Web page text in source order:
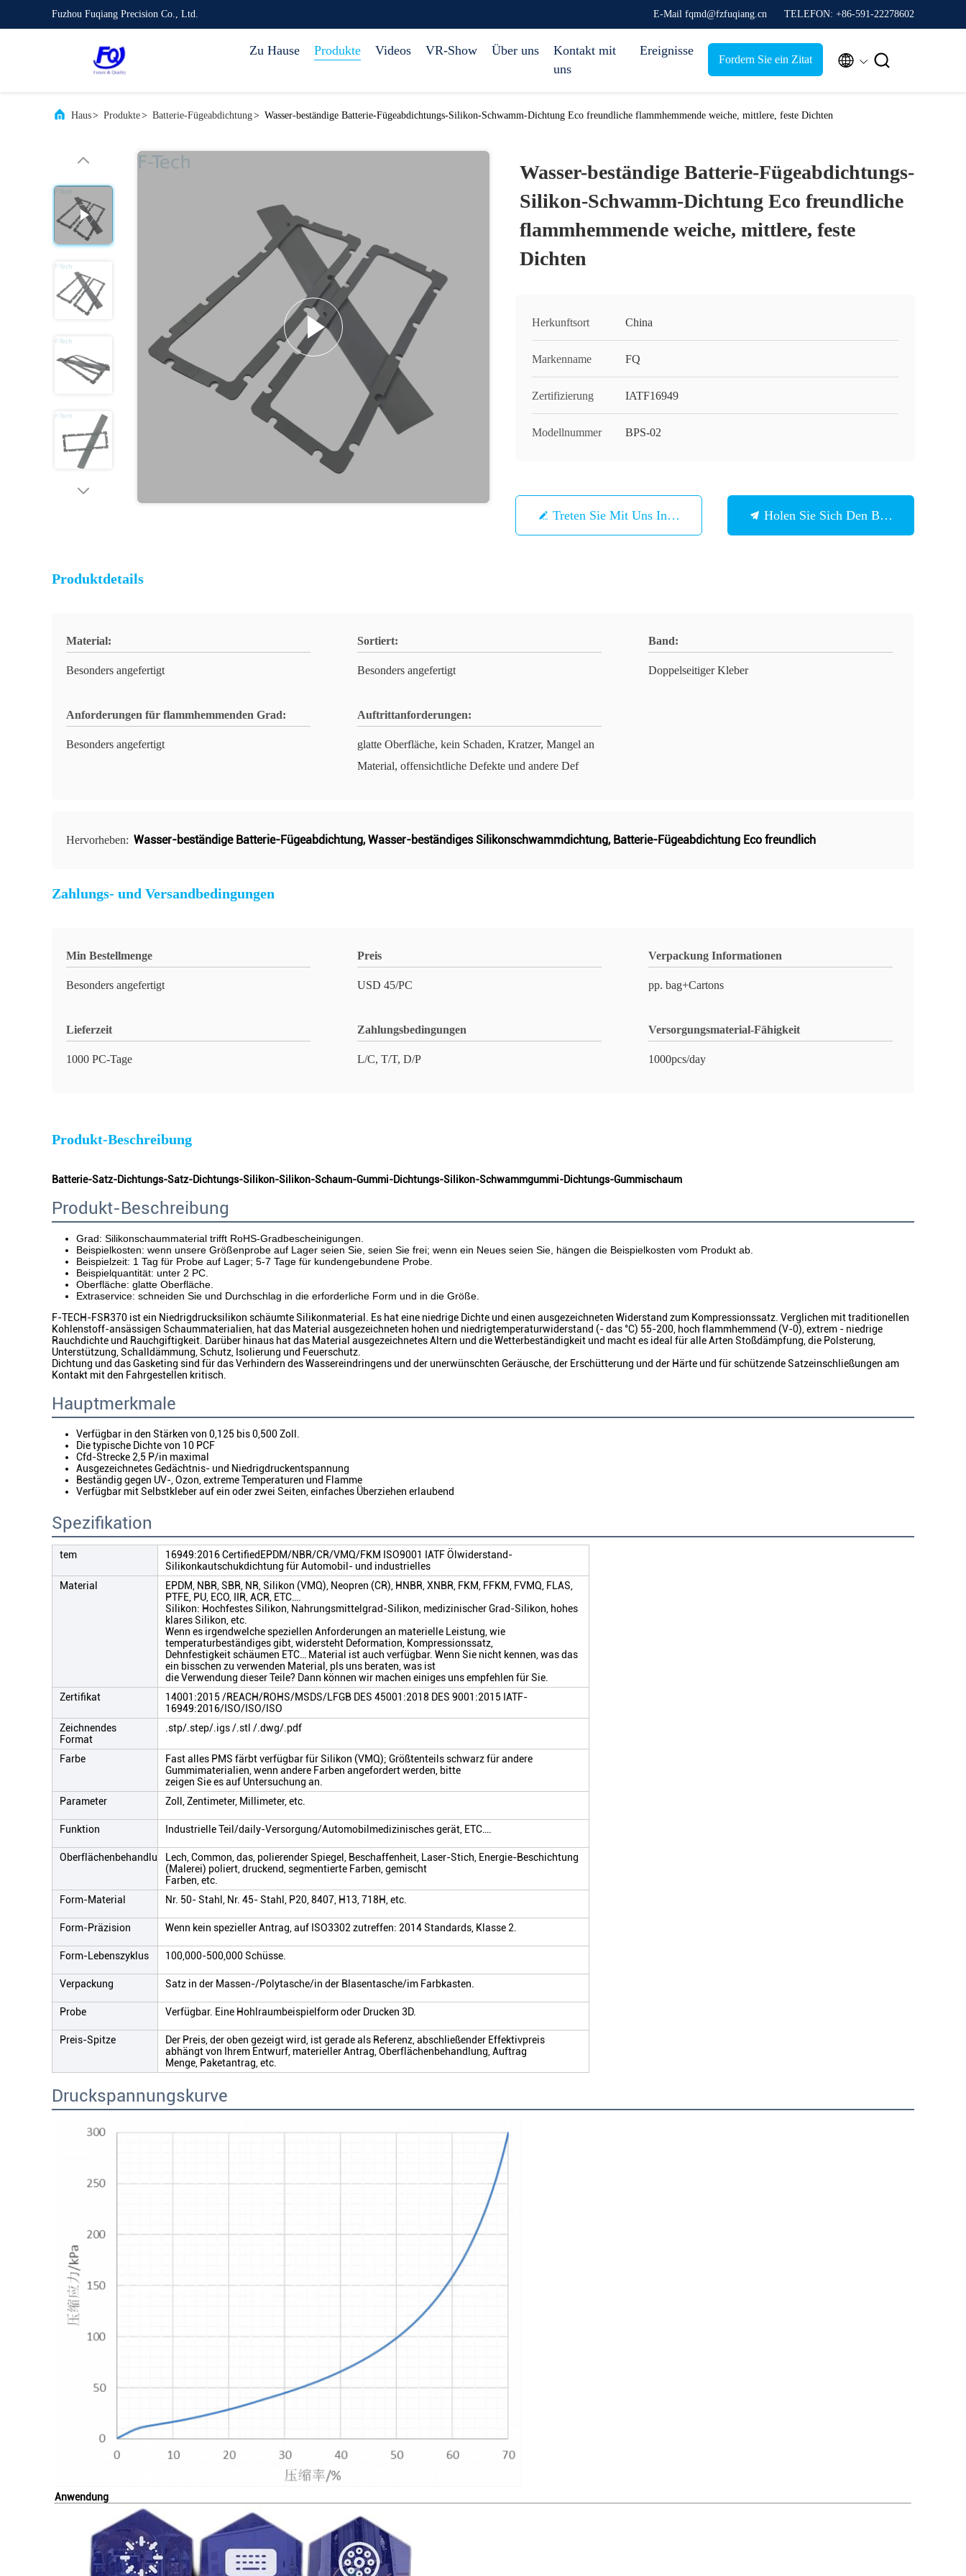
Fuzhou Fuqiang Precision Co., Ltd. E-Mail fqmd@fzfuqiang.cn TELEFON: +86-591-22278602
Zu Hause Produkte Videos VR-Show Über uns
Kontakt mit
uns
Ereignisse
Fordern Sie ein Zitat  
Haus> Produkte> Batterie-Fügeabdichtung> Wasser-beständige Batterie-Fügeabdichtungs-Silikon-Schwamm-Dichtung Eco freundliche flammhemmende weiche, mittlere, feste Dichten
Wasser-beständige Batterie-Fügeabdichtungs-
Silikon-Schwamm-Dichtung Eco freundliche
flammhemmende weiche, mittlere, feste
Dichten
Herkunftsort China
Markenname FQ
Zertifizierung IATF16949
Modellnummer BPS-02
Treten Sie Mit Uns In Verbindung Holen Sie Sich Den Besten Preis
Produktdetails
Material:
Besonders angefertigt
Sortiert:
Besonders angefertigt
Band:
Doppelseitiger Kleber
Anforderungen für flammhemmenden Grad:
Besonders angefertigt
Auftrittanforderungen:
glatte Oberfläche, kein Schaden, Kratzer, Mangel an
Material, offensichtliche Defekte und andere Def
Hervorheben: Wasser-beständige Batterie-Fügeabdichtung,Wasser-beständiges Silikonschwammdichtung, Batterie-Fügeabdichtung Eco freundlich
Zahlungs- und Versandbedingungen
Min Bestellmenge
Besonders angefertigt
Preis
USD 45/PC
Verpackung Informationen
pp. bag+Cartons
Lieferzeit
1000 PC-Tage
Zahlungsbedingungen
L/C, T/T, D/P
Versorgungsmaterial-Fähigkeit
1000pcs/day
Produkt-Beschreibung
Batterie-Satz-Dichtungs-Satz-Dichtungs-Silikon-Silikon-Schaum-Gummi-Dichtungs-Silikon-Schwammgummi-Dichtungs-Gummischaum
Produkt-Beschreibung
Grad: Silikonschaummaterial trifft RoHS-Gradbescheinigungen.
Beispielkosten: wenn unsere Größenprobe auf Lager seien Sie, seien Sie frei; wenn ein Neues seien Sie, hängen die Beispielkosten vom Produkt ab.
Beispielzeit: 1 Tag für Probe auf Lager; 5-7 Tage für kundengebundene Probe.
Beispielquantität: unter 2 PC
Oberfläche: glatte Oberfläche
Extraservice: schneiden Sie und Durchschlag in die erforderliche Form und in die Größe.
F-TECH-FSR370 ist ein Niedrigdrucksilikon schäumte Silikonmaterial. Es hat eine niedrige Dichte und einen ausgezeichneten Widerstand zum Kompressionssatz. Verglichen mit traditionellen
Kohlenstoff-ansässigen Schaummaterialien, hat das Material ausgezeichneten hohen und niedrigtemperaturwiderstand (- das °C) 55-200, hoch flammhemmend (V-0), extrem - niedrige
Rauchdichte und Rauchgiftigkeit. Darüber hinaus hat das Material ausgezeichnetes Altern und die Wetterbeständigkeit und macht es ideal für alle Arten Stoßdämpfung, die Polsterung,
Unterstützung, Schalldämmung, Schutz, Isolierung und Feuerschutz.
Dichtung und das Gasketing sind für das Verhindern des Wassereindringens und der unerwünschten Geräusche, der Erschütterung und der Härte und für schützende Satzeinschließungen am
Kontakt mit den Fahrgestellen kritisch.
Hauptmerkmale
Verfügbar in den Stärken von 0,125 bis 0,500 Zoll.
Die typische Dichte von 10 PCF
Cfd-Strecke 2,5 P/in maximal
Ausgezeichnetes Gedächtnis- und Niedrigdruckentspannung
Beständig gegen UV-, Ozon, extreme Temperaturen und Flamme
Verfügbar mit Selbstkleber auf ein oder zwei Seiten, einfaches Überziehen erlaubend
Spezifikation
tem
16949:2016 CertifiedEPDM/NBR/CR/VMQ/FKM ISO9001 IATF Ölwiderstand-
Silikonkautschukdichtung für Automobil- und industrielles
Material
EPDM, NBR, SBR, NR, Silikon (VMQ), Neopren (CR), HNBR, XNBR, FKM, FFKM, FVMQ, FLAS,
PTFE, PU, ECO, IIR, ACR, ETC….
Silikon: Hochfestes Silikon, Nahrungsmittelgrad-Silikon, medizinischer Grad-Silikon, hohes
klares Silikon, etc.
Wenn es irgendwelche speziellen Anforderungen an materielle Leistung, wie
temperaturbeständiges gibt, widersteht Deformation, Kompressionssatz,
Dehnfestigkeit schäumen ETC… Material ist auch verfügbar. Wenn Sie nicht kennen, was das
ein bisschen zu verwenden Material, pls uns beraten, was ist
die Verwendung dieser Teile? Dann können wir machen einiges uns empfehlen für Sie.
Zertifikat
14001:2015 /REACH/ROHS/MSDS/LFGB DES 45001:2018 DES 9001:2015 IATF-
16949:2016/ISO/ISO/ISO
Zeichnendes
Format
.stp/.step/.igs /.stl /.dwg/.pdf
Farbe
Fast alles PMS färbt verfügbar für Silikon (VMQ); Größtenteils schwarz für andere
Gummimaterialien, wenn andere Farben angefordert werden, bitte
zeigen Sie es auf Untersuchung an.
Parameter
Zoll, Zentimeter, Millimeter, etc.
Funktion Industrielle Teil/daily-Versorgung/Automobilmedizinisches gerät, ETC….
OberflächenbehandlungLech, Common, das, polierender Spiegel, Beschaffenheit, Laser-Stich, Energie-Beschichtung
(Malerei) poliert, druckend, segmentierte Farben, gemischt
Farben, etc.
Form-Material
Nr. 50- Stahl, Nr. 45- Stahl, P20, 8407, H13, 718H, etc.
Form-Präzision Wenn kein spezieller Antrag, auf ISO3302 zutreffen: 2014 Standards, Klasse 2.
Form-Lebenszyklus 100,000-500,000 Schüsse.
Verpackung Satz in der Massen-/Polytasche/in der Blasentasche/im Farbkasten.
Probe Verfügbar. Eine Hohlraumbeispielform oder Drucken 3D.
Preis-Spitze
Der Preis, der oben gezeigt wird, ist gerade als Referenz, abschließender Effektivpreis
abhängt von Ihrem Entwurf, materieller Antrag, Oberflächenbehandlung, Auftrag
Menge, Paketantrag, etc.
Druckspannungskurve
Anwendung